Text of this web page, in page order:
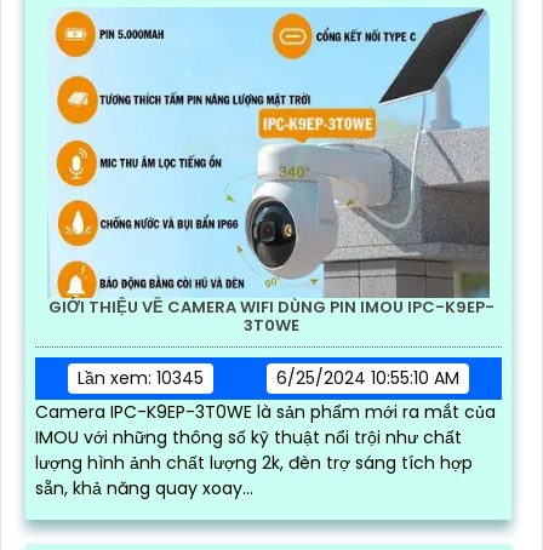
Camera IP VPH-C818AI là một sản phẩm chất lượng cao
với công nghệ tiên tiến, giúp giám sát an ninh hiệu quả.
Với độ phân giải 2MP, camera này cho hình ảnh sắc nét
và chi tiết
TIN TỨC MỚI NHẤT